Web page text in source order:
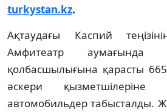
turkystan.kz.
Ақтаудағы Каспий
Амфитеатр аумағында
қолбасшылығына қарасты
әскери қызметшілеріне
автомобильдер табысталды.